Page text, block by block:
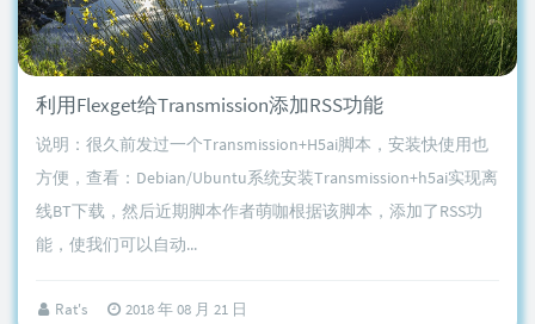
利用Flexget给Transmission添加RSS功能
说明：很久前发过一个Transmission+H5ai脚本，安装快使用也
方便，查看：Debian/Ubuntu系统安装Transmission+h5ai实现离
线BT下载，然后近期脚本作者萌咖根据该脚本，添加了RSS功
能，使我们可以自动...
Rat's 2018 年 08 月 21 日